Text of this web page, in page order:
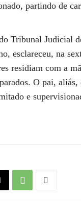
partindo de
Tribunal Judicial
esclareceu, na
residiam com a
O pai,
e